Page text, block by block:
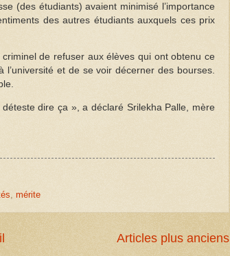
(des étudiants) avaient minimisé l’importance
des autres étudiants auxquels ces prix
de refuser aux élèves qui ont obtenu ce
l’université et de se voir décerner des bourses.
dire ça », a déclaré Srilekha Palle, mère
mérite
Articles plus anciens